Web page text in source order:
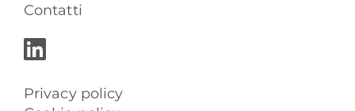
Contatti
Privacy policy